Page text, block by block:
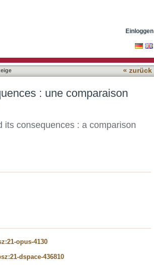
Einloggen
« zurück
: une comparaison
consequences : a comparison
opus-4130
dspace-436810